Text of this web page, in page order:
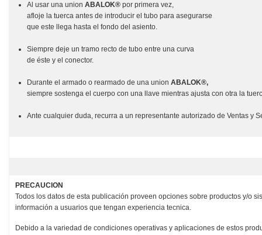
Al usar una union ABALOK® por primera vez,
afloje la tuerca antes de introducir el tubo para asegurarse
que este llega hasta el fondo del asiento.
Siempre deje un tramo recto de tubo entre una curva
de éste y el conector.
Durante el armado o rearmado de una union ABALOK®,
siempre sostenga el cuerpo con una llave mientras ajusta con otra la
Ante cualquier duda, recurra a un representante autorizado de Ventas y
PRECAUCION
Todos los datos de esta publicación proveen opciones sobre productos y/o
información a usuarios que tengan experiencia tecnica.
Debido a la variedad de condiciones operativas y aplicaciones de estos